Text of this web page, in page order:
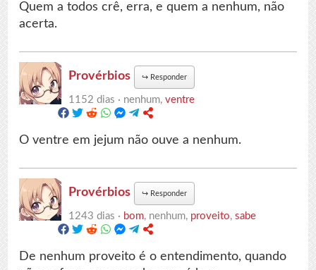
Quem a todos crê, erra, e quem a nenhum, não
acerta.
Provérbios ↪ Responder
1152 dias · nenhum,ventre
O ventre em jejum não ouve a nenhum.
Provérbios ↪ Responder
1243 dias · bom, nenhum, proveito,sabe
De nenhum proveito é o entendimento, quando